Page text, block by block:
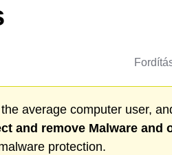
average computer user,
and remove Malware and
protection.